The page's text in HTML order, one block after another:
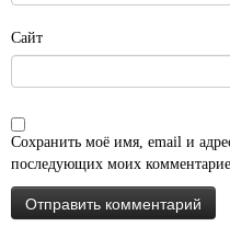
Сайт
Сохранить моё имя, email и
последующих моих